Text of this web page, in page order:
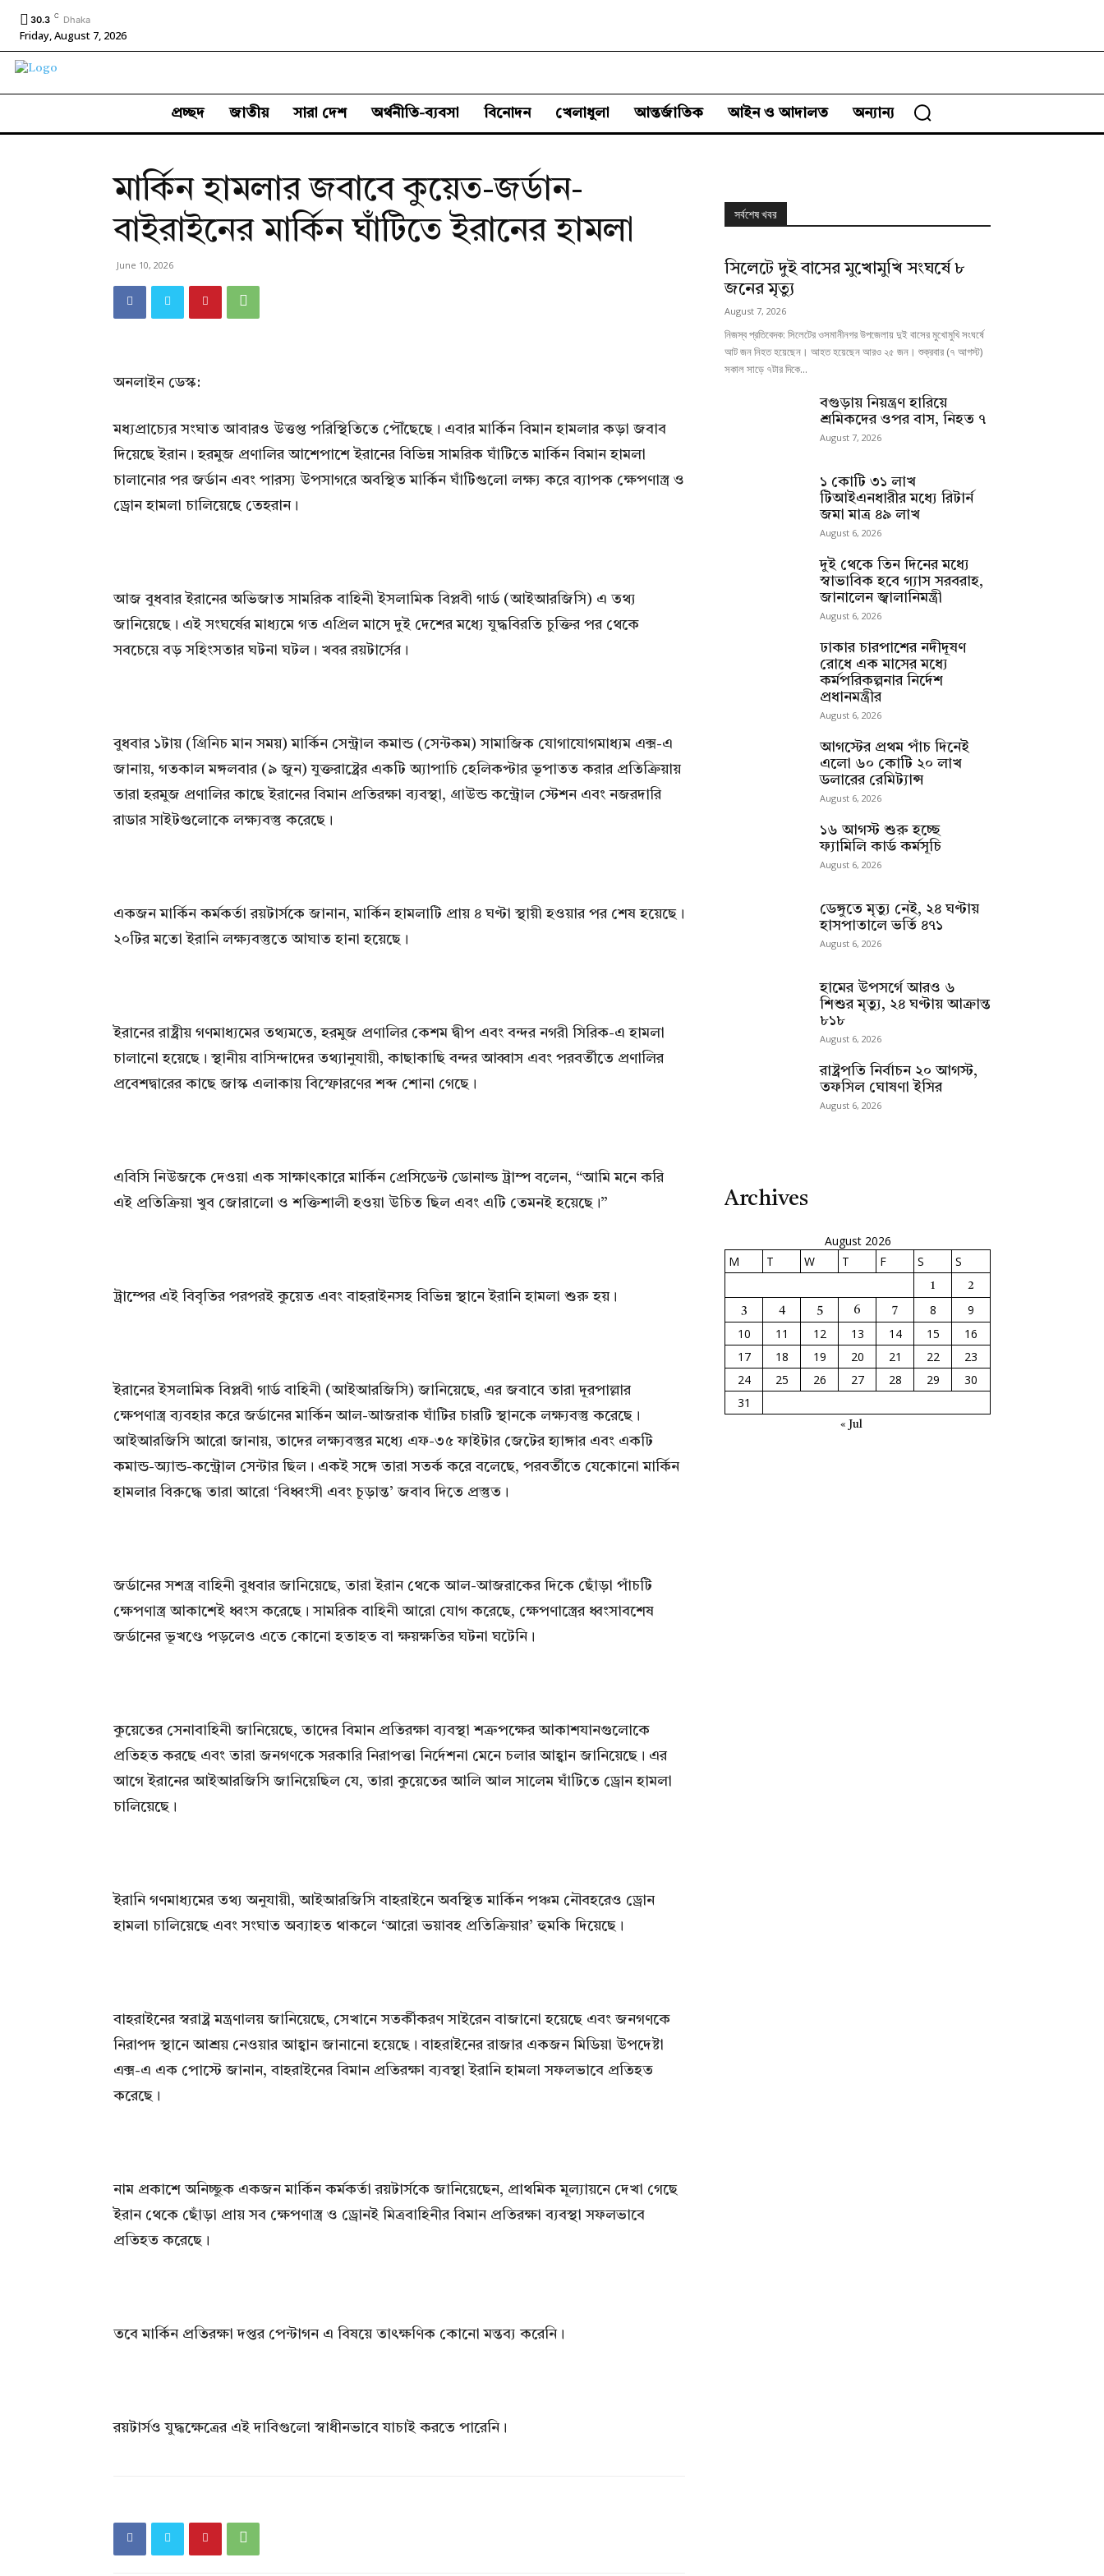
30.3 C Dhaka
Friday, August 7, 2026
প্রচ্ছদ জাতীয় সারা দেশ অর্থনীতি-ব্যবসা বিনোদন খেলাধুলা আন্তর্জাতিক আইন ও আদালত অন্যান্য
মার্কিন হামলার জবাবে কুয়েত-জর্ডান-
বাইরাইনের মার্কিন ঘাঁটিতে ইরানের হামলা
June 10, 2026
অনলাইন ডেস্ক:
মধ্যপ্রাচ্যের সংঘাত আবারও উত্তপ্ত পরিস্থিতিতে পৌঁছেছে। এবার মার্কিন বিমান হামলার কড়া জবাব
দিয়েছে ইরান। হরমুজ প্রণালির আশেপাশে ইরানের বিভিন্ন সামরিক ঘাঁটিতে মার্কিন বিমান হামলা
চালানোর পর জর্ডান এবং পারস্য উপসাগরে অবস্থিত মার্কিন ঘাঁটিগুলো লক্ষ্য করে ব্যাপক ক্ষেপণাস্ত্র ও
ড্রোন হামলা চালিয়েছে তেহরান।
আজ বুধবার ইরানের অভিজাত সামরিক বাহিনী ইসলামিক বিপ্লবী গার্ড (আইআরজিসি) এ তথ্য
জানিয়েছে। এই সংঘর্ষের মাধ্যমে গত এপ্রিল মাসে দুই দেশের মধ্যে যুদ্ধবিরতি চুক্তির পর থেকে
সবচেয়ে বড় সহিংসতার ঘটনা ঘটল। খবর রয়টার্সের।
বুধবার ১টায় (গ্রিনিচ মান সময়) মার্কিন সেন্ট্রাল কমান্ড (সেন্টকম) সামাজিক যোগাযোগমাধ্যম এক্স-এ
জানায়, গতকাল মঙ্গলবার (৯ জুন) যুক্তরাষ্ট্রের একটি অ্যাপাচি হেলিকপ্টার ভূপাতত করার প্রতিক্রিয়ায়
তারা হরমুজ প্রণালির কাছে ইরানের বিমান প্রতিরক্ষা ব্যবস্থা, গ্রাউন্ড কন্ট্রোল স্টেশন এবং নজরদারি
রাডার সাইটগুলোকে লক্ষ্যবস্তু করেছে।
একজন মার্কিন কর্মকর্তা রয়টার্সকে জানান, মার্কিন হামলাটি প্রায় ৪ ঘণ্টা স্থায়ী হওয়ার পর শেষ হয়েছে।
২০টির মতো ইরানি লক্ষ্যবস্তুতে আঘাত হানা হয়েছে।
ইরানের রাষ্ট্রীয় গণমাধ্যমের তথ্যমতে, হরমুজ প্রণালির কেশম দ্বীপ এবং বন্দর নগরী সিরিক-এ হামলা
চালানো হয়েছে। স্থানীয় বাসিন্দাদের তথ্যানুযায়ী, কাছাকাছি বন্দর আব্বাস এবং পরবর্তীতে প্রণালির
প্রবেশদ্বারের কাছে জাস্ক এলাকায় বিস্ফোরণের শব্দ শোনা গেছে।
এবিসি নিউজকে দেওয়া এক সাক্ষাৎকারে মার্কিন প্রেসিডেন্ট ডোনাল্ড ট্রাম্প বলেন, “আমি মনে করি
এই প্রতিক্রিয়া খুব জোরালো ও শক্তিশালী হওয়া উচিত ছিল এবং এটি তেমনই হয়েছে।”
ট্রাম্পের এই বিবৃতির পরপরই কুয়েত এবং বাহরাইনসহ বিভিন্ন স্থানে ইরানি হামলা শুরু হয়।
ইরানের ইসলামিক বিপ্লবী গার্ড বাহিনী (আইআরজিসি) জানিয়েছে, এর জবাবে তারা দূরপাল্লার
ক্ষেপণাস্ত্র ব্যবহার করে জর্ডানের মার্কিন আল-আজরাক ঘাঁটির চারটি স্থানকে লক্ষ্যবস্তু করেছে।
আইআরজিসি আরো জানায়, তাদের লক্ষ্যবস্তুর মধ্যে এফ-৩৫ ফাইটার জেটের হ্যাঙ্গার এবং একটি
কমান্ড-অ্যান্ড-কন্ট্রোল সেন্টার ছিল। একই সঙ্গে তারা সতর্ক করে বলেছে, পরবর্তীতে যেকোনো মার্কিন
হামলার বিরুদ্ধে তারা আরো ‘বিধ্বংসী এবং চূড়ান্ত’ জবাব দিতে প্রস্তুত।
জর্ডানের সশস্ত্র বাহিনী বুধবার জানিয়েছে, তারা ইরান থেকে আল-আজরাকের দিকে ছোঁড়া পাঁচটি
ক্ষেপণাস্ত্র আকাশেই ধ্বংস করেছে। সামরিক বাহিনী আরো যোগ করেছে, ক্ষেপণাস্ত্রের ধ্বংসাবশেষ
জর্ডানের ভূখণ্ডে পড়লেও এতে কোনো হতাহত বা ক্ষয়ক্ষতির ঘটনা ঘটেনি।
কুয়েতের সেনাবাহিনী জানিয়েছে, তাদের বিমান প্রতিরক্ষা ব্যবস্থা শত্রুপক্ষের আকাশযানগুলোকে
প্রতিহত করছে এবং তারা জনগণকে সরকারি নিরাপত্তা নির্দেশনা মেনে চলার আহ্বান জানিয়েছে। এর
আগে ইরানের আইআরজিসি জানিয়েছিল যে, তারা কুয়েতের আলি আল সালেম ঘাঁটিতে ড্রোন হামলা
চালিয়েছে।
ইরানি গণমাধ্যমের তথ্য অনুযায়ী, আইআরজিসি বাহরাইনে অবস্থিত মার্কিন পঞ্চম নৌবহরেও ড্রোন
হামলা চালিয়েছে এবং সংঘাত অব্যাহত থাকলে ‘আরো ভয়াবহ প্রতিক্রিয়ার’ হুমকি দিয়েছে।
বাহরাইনের স্বরাষ্ট্র মন্ত্রণালয় জানিয়েছে, সেখানে সতর্কীকরণ সাইরেন বাজানো হয়েছে এবং জনগণকে
নিরাপদ স্থানে আশ্রয় নেওয়ার আহ্বান জানানো হয়েছে। বাহরাইনের রাজার একজন মিডিয়া উপদেষ্টা
এক্স-এ এক পোস্টে জানান, বাহরাইনের বিমান প্রতিরক্ষা ব্যবস্থা ইরানি হামলা সফলভাবে প্রতিহত
করেছে।
নাম প্রকাশে অনিচ্ছুক একজন মার্কিন কর্মকর্তা রয়টার্সকে জানিয়েছেন, প্রাথমিক মূল্যায়নে দেখা গেছে
ইরান থেকে ছোঁড়া প্রায় সব ক্ষেপণাস্ত্র ও ড্রোনই মিত্রবাহিনীর বিমান প্রতিরক্ষা ব্যবস্থা সফলভাবে
প্রতিহত করেছে।
তবে মার্কিন প্রতিরক্ষা দপ্তর পেন্টাগন এ বিষয়ে তাৎক্ষণিক কোনো মন্তব্য করেনি।
রয়টার্সও যুদ্ধক্ষেত্রের এই দাবিগুলো স্বাধীনভাবে যাচাই করতে পারেনি।
সর্বশেষ খবর
সিলেটে দুই বাসের মুখোমুখি সংঘর্ষে ৮
জনের মৃত্যু
August 7, 2026
নিজস্ব প্রতিবেদক: সিলেটের ওসমানীনগর উপজেলায় দুই বাসের মুখোমুখি সংঘর্ষে
আট জন নিহত হয়েছেন। আহত হয়েছেন আরও ২৫ জন। শুক্রবার (৭ আগস্ট)
সকাল সাড়ে ৭টার দিকে...
বগুড়ায় নিয়ন্ত্রণ হারিয়ে
শ্রমিকদের ওপর বাস, নিহত ৭
August 7, 2026
১ কোটি ৩১ লাখ
টিআইএনধারীর মধ্যে রিটার্ন
জমা মাত্র ৪৯ লাখ
August 6, 2026
দুই থেকে তিন দিনের মধ্যে
স্বাভাবিক হবে গ্যাস সরবরাহ,
জানালেন জ্বালানিমন্ত্রী
August 6, 2026
ঢাকার চারপাশের নদীদূষণ
রোধে এক মাসের মধ্যে
কর্মপরিকল্পনার নির্দেশ
প্রধানমন্ত্রীর
August 6, 2026
আগস্টের প্রথম পাঁচ দিনেই
এলো ৬০ কোটি ২০ লাখ
ডলারের রেমিট্যান্স
August 6, 2026
১৬ আগস্ট শুরু হচ্ছে
ফ্যামিলি কার্ড কর্মসূচি
August 6, 2026
ডেঙ্গুতে মৃত্যু নেই, ২৪ ঘণ্টায়
হাসপাতালে ভর্তি ৪৭১
August 6, 2026
হামের উপসর্গে আরও ৬
শিশুর মৃত্যু, ২৪ ঘণ্টায় আক্রান্ত
৮১৮
August 6, 2026
রাষ্ট্রপতি নির্বাচন ২০ আগস্ট,
তফসিল ঘোষণা ইসির
August 6, 2026
Archives
August 2026
M
T W T F S S
1 2
3 4 5 6 7 8
9
10
11 12 13 14 15
16
17
18 19 20 21 22
23
24
25 26 27 28 29
30
31
« Jul